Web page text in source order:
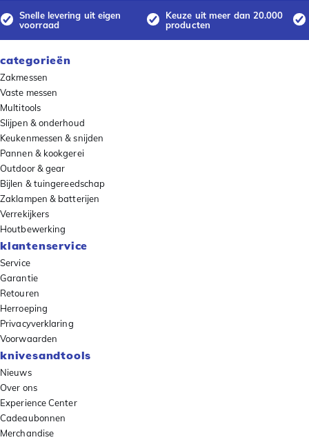
Snelle levering uit eigen
voorraad
Keuze uit meer dan 20.000
producten
categorieën
Zakmessen
Vaste messen
Multitools
Slijpen & onderhoud
Keukenmessen & snijden
Pannen & kookgerei
Outdoor & gear
Bijlen & tuingereedschap
Zaklampen & batterijen
Verrekijkers
Houtbewerking
klantenservice
Service
Garantie
Retouren
Herroeping
Privacyverklaring
Voorwaarden
knivesandtools
Nieuws
Over ons
Experience Center
Cadeaubonnen
Merchandise